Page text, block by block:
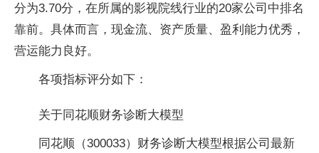
分为3.70分，在所属的影视院线行业的20家公司中排名
靠前。具体而言，现金流、资产质量、盈利能力优秀，
营运能力良好。
各项指标评分如下：
关于同花顺财务诊断大模型
同花顺（300033）财务诊断大模型根据公司最新